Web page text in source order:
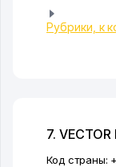
Рубрики, к
7.
Код страны: